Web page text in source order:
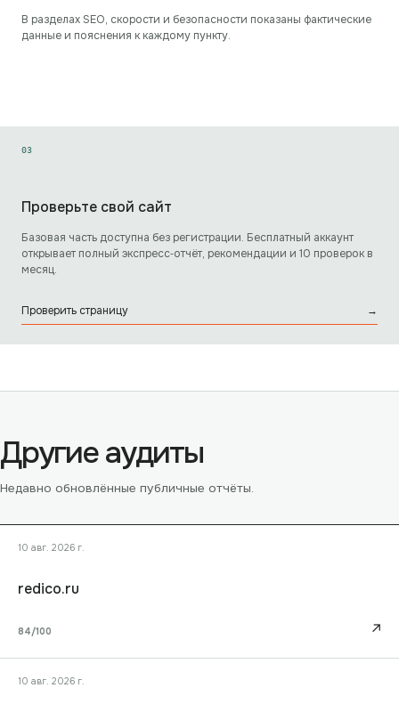
В разделах SEO, скорости и безопасности показаны фактические
данные и пояснения к каждому пункту.
03
Проверьте свой сайт
Базовая часть доступна без регистрации. Бесплатный аккаунт
открывает полный экспресс‑отчёт, рекомендации и 10 проверок в
месяц.
Проверить страницу →
Другие аудиты
Недавно обновлённые публичные отчёты.
10 авг. 2026 г.
redico.ru
84/100 ↗
10 авг. 2026 г.